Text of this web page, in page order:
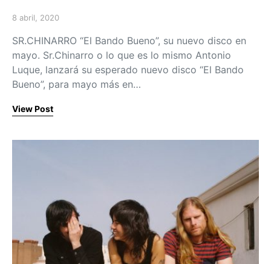
Posted on
8 abril, 2020
SR.CHINARRO “El Bando Bueno”, su nuevo disco en
mayo. Sr.Chinarro o lo que es lo mismo Antonio
Luque, lanzará su esperado nuevo disco “El Bando
Bueno”, para mayo más en…
View Post